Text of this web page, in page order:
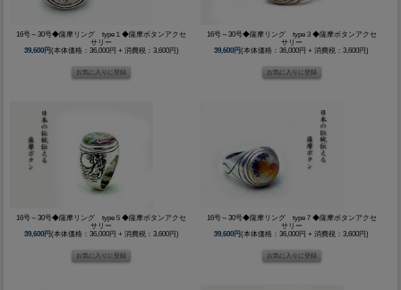
16号～30号◆薩摩リング type１◆薩摩ボタンアクセ
サリー
39,600円(本体価格：36,000円 + 消費税：3,600円)
16号～30号◆薩摩リング type３◆薩摩ボタンアクセ
サリー
39,600円(本体価格：36,000円 + 消費税：3,600円)
16号～30号◆薩摩リング type５◆薩摩ボタンアクセ
サリー
39,600円(本体価格：36,000円 + 消費税：3,600円)
16号～30号◆薩摩リング type７◆薩摩ボタンアクセ
サリー
39,600円(本体価格：36,000円 + 消費税：3,600円)